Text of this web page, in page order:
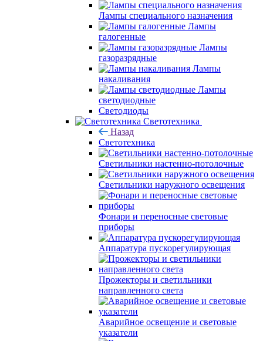
Лампы специального назначения
Лампы
галогенные
Лампы
газоразрядные
Лампы
накаливания
Лампы
светодиодные
Светодиоды
Светотехника
Назад
Светотехника
Светильники настенно-потолочные
Светильники наружного освещения
Фонари и переносные световые
приборы
Аппаратура пускорегулирующая
Прожекторы и светильники
направленного света
Аварийное освещение и световые
указатели